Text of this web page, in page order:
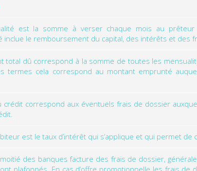
est la somme à verser chaque mois au
inclue le remboursement du capital, des intérêts et des
total dû correspond à la somme de toutes les
termes cela correspond au montant emprunté
crédit correspond aux éventuels frais de dossier
est le taux d’intérêt qui s’applique et qui permet
moitié des banques facture des frais de dossier,